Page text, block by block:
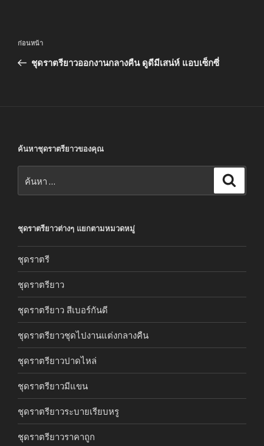
แนะแนว
เรื่อง
เรื่อง
ก่อน
ก่อนหน้า
ชุดราตรียาวออกงานกลางคืน ดูดีมีเสน่ห์ แอบเซ็กซี่
ค้นหาชุดราตรียาวของคุณ
ชุดราตรียาวต่างๆ แยกตามหมวดหมู่
ชุดราตรี
ชุดราตรียาว
ชุดราตรียาว สีเบอร์กันดี
ชุดราตรียาวชุดไปงานแต่งกลางคืน
ชุดราตรียาวปาดไหล่
ชุดราตรียาวมีแขน
ชุดราตรียาวระบายเรียบหรู
ชุดราตรียาวราคาถูก